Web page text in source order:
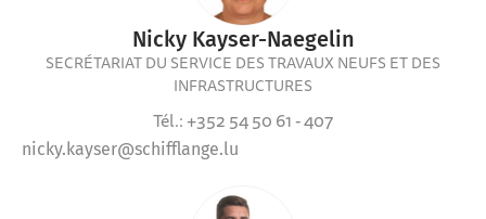
Nicky Kayser-Naegelin
SECRÉTARIAT DU SERVICE DES TRAVAUX NEUFS ET DES
INFRASTRUCTURES
Tél.: +352 54 50 61 - 407
nicky.kayser@schifflange.lu